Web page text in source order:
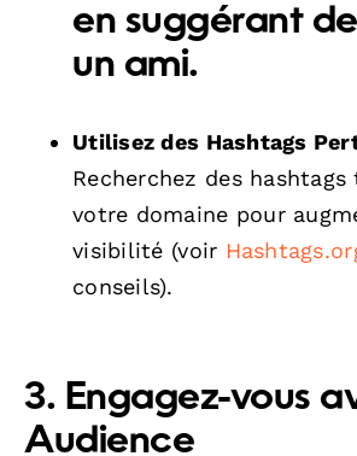
en suggérant
un ami.
Utilisez des Hashtags
Recherchez des
votre domaine pour
visibilité (voir
conseils).
3. Engagez-vous
Audience